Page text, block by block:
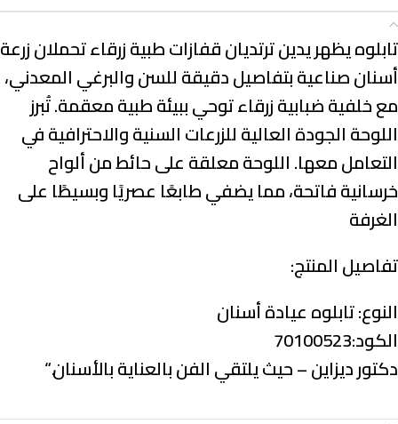
تابلوه يظهر يدين ترتديان قفازات طبية زرقاء تحملان زرعة
أسنان صناعية بتفاصيل دقيقة للسن والبرغي المعدني،
مع خلفية ضبابية زرقاء توحي ببيئة طبية معقمة. تُبرز
اللوحة الجودة العالية للزرعات السنية والاحترافية في
التعامل معها. اللوحة معلقة على حائط من ألواح
خرسانية فاتحة، مما يضفي طابعًا عصريًا وبسيطًا على
الغرفة
تفاصيل المنتج:
النوع:تابلوه عيادة أسنان
الكود:70100523
دكتور ديزاين – حيث يلتقي الفن بالعناية بالأسنان.“